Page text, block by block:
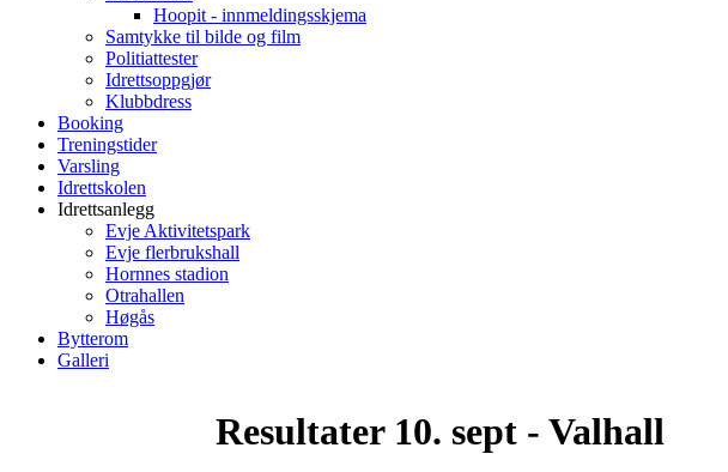
Hoopit - innmeldingsskjema
Samtykke til bilde og film
Politiattester
Idrettsoppgjør
Klubbdress
Booking
Treningstider
Varsling
Idrettskolen
Idrettsanlegg
Evje Aktivitetspark
Evje flerbrukshall
Hornnes stadion
Otrahallen
Høgås
Bytterom
Galleri
Resultater 10. sept - Valhall